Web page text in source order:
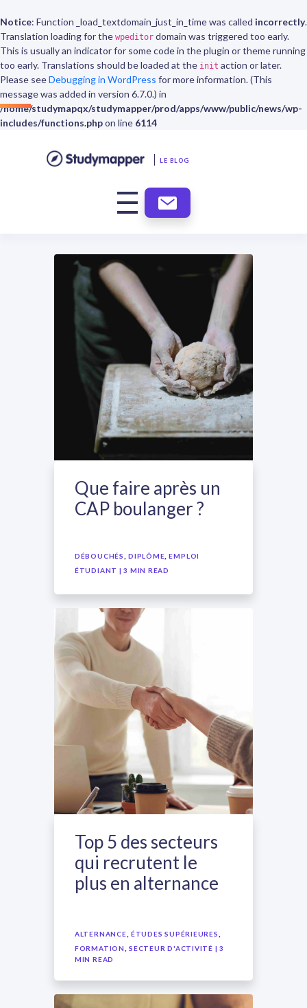
Notice: Function _load_textdomain_just_in_time was called incorrectly.
Translation loading for the wpeditor domain was triggered too early.
This is usually an indicator for some code in the plugin or theme running
too early. Translations should be loaded at the init action or later.
Please seeDebugging in WordPress for more information. (This
message was added in version 6.7.0.) in
/home/studymapqx/studymapper/prod/apps/www/public/news/wp-
includes/functions.phpon line 6114
LE BLOG
ABONNEMENT
Que faire après un
CAP boulanger ?
DÉBOUCHÉS, DIPLÔME,EMPLOI
ÉTUDIANT | 3 MIN READ
Top 5 des secteurs
qui recrutent le
plus en alternance
ALTERNANCE, ÉTUDES SUPÉRIEURES,
FORMATION, SECTEUR D'ACTIVITÉ | 3
MIN READ